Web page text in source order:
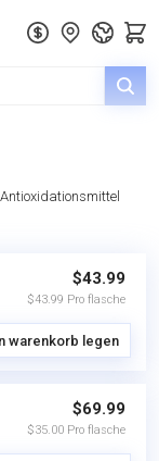
$43.99
$43.99 Pro flasche
warenkorb legen
$69.99
$35.00 Pro flasche